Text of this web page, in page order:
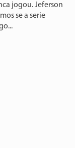
jogou. Jeferson
se a serie